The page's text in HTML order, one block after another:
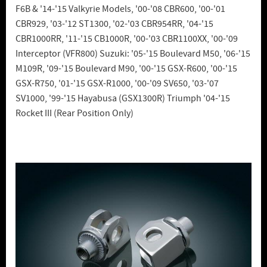
F6B & '14-'15 Valkyrie Models, '00-'08 CBR600, '00-'01
CBR929, '03-'12 ST1300, '02-'03 CBR954RR, '04-'15
CBR1000RR, '11-'15 CB1000R, '00-'03 CBR1100XX, '00-'09
Interceptor (VFR800) Suzuki: '05-'15 Boulevard M50, '06-'15
M109R, '09-'15 Boulevard M90, '00-'15 GSX-R600, '00-'15
GSX-R750, '01-'15 GSX-R1000, '00-'09 SV650, '03-'07
SV1000, '99-'15 Hayabusa (GSX1300R) Triumph '04-'15
Rocket III (Rear Position Only)